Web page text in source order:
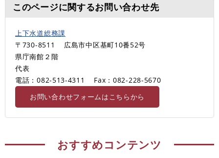
このページに関するお問い合わせ先
上下水道総務課
〒730-8511
広島市中区基町10番52号
県庁南館２階
代表
電話：082-513-4311
Fax：082-228-5670
お問い合わせフォームはこちらから
おすすめコンテンツ